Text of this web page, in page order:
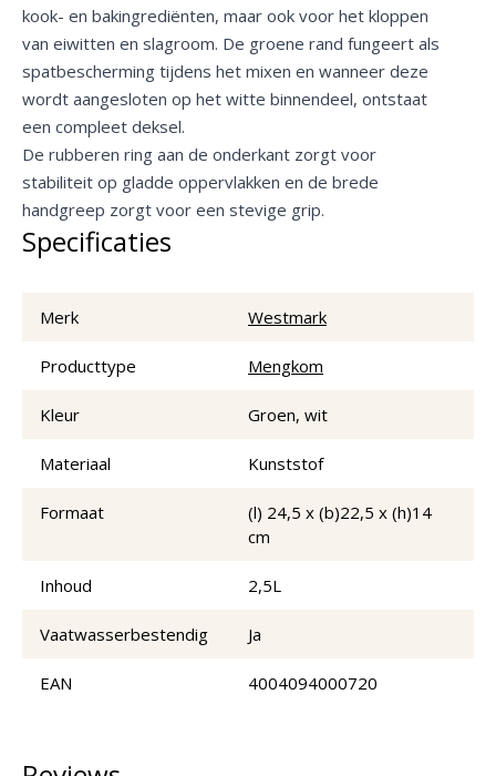
kook- en bakingrediënten, maar ook voor het kloppen
van eiwitten en slagroom. De groene rand fungeert als
spatbescherming tijdens het mixen en wanneer deze
wordt aangesloten op het witte binnendeel, ontstaat
een compleet deksel.
De rubberen ring aan de onderkant zorgt voor
stabiliteit op gladde oppervlakken en de brede
handgreep zorgt voor een stevige grip.
Specificaties
Merk Westmark
Producttype Mengkom
Kleur Groen, wit
Materiaal Kunststof
Formaat
(l) 24,5 x (b)22,5 x (h)14
cm
Inhoud 2,5L
Vaatwasserbestendig Ja
EAN 4004094000720